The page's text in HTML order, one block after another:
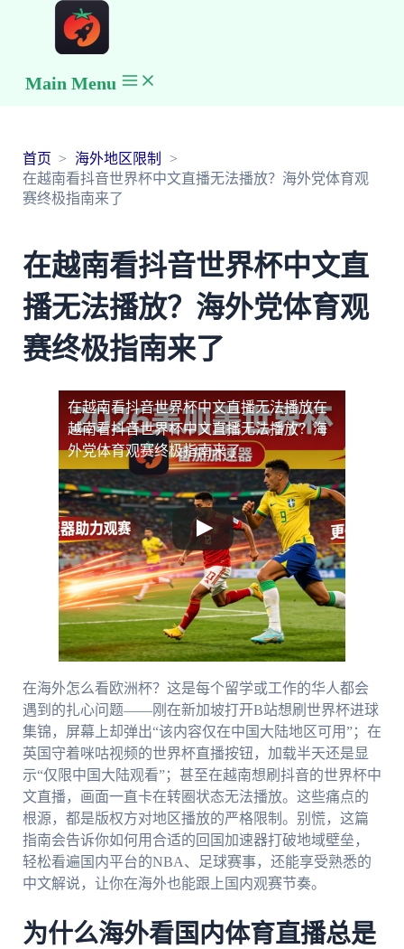
Main Menu
首页
海外地区限制
在越南看抖音世界杯中文直播无法播放？海外党体育观
赛终极指南来了
在越南看抖音世界杯中文直
播无法播放？海外党体育观
赛终极指南来了
在越南看抖音世界杯中文直播无法播放在
越南看抖音世界杯中文直播无法播放？海
外党体育观赛终极指南来了
在海外怎么看欧洲杯？这是每个留学或工作的华人都会
遇到的扎心问题——刚在新加坡打开B站想刷世界杯进球
集锦，屏幕上却弹出“该内容仅在中国大陆地区可用”；在
英国守着咪咕视频的世界杯直播按钮，加载半天还是显
示“仅限中国大陆观看”；甚至在越南想刷抖音的世界杯中
文直播，画面一直卡在转圈状态无法播放。这些痛点的
根源，都是版权方对地区播放的严格限制。别慌，这篇
指南会告诉你如何用合适的回国加速器打破地域壁垒，
轻松看遍国内平台的NBA、足球赛事，还能享受熟悉的
中文解说，让你在海外也能跟上国内观赛节奏。
为什么海外看国内体育直播总是